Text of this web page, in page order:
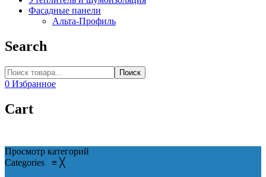
Фасадные панели
Альта-Профиль
Search
Поиск
0 Избранное
Cart
Просмотр категорий
Categories ≡ ╳